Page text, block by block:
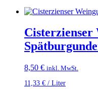
8,50 € inkl. MwSt.
11,33 € / Liter